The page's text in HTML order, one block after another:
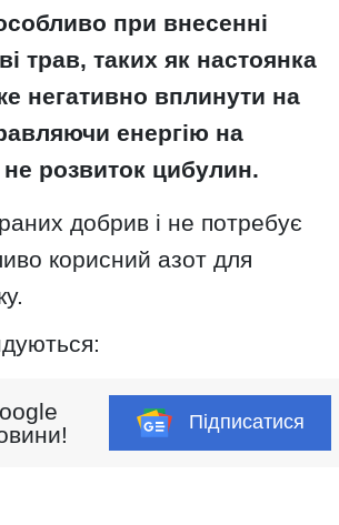
при внесенні
трав, таких як настоянка
негативно вплинути на
енергію на
не розвиток цибулин.
добрив і не потребує
корисний азот для
Підписатися